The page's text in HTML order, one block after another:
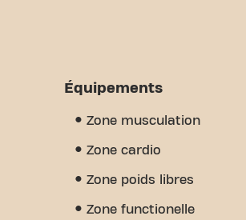
Équipements
Zone musculation
Zone cardio
Zone poids libres
Zone functionelle